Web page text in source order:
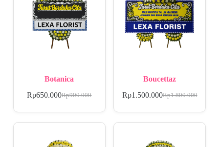
Botanica
Rp900.000
Rp650.000
Boucettaz
Rp1.800.000
Rp1.500.000